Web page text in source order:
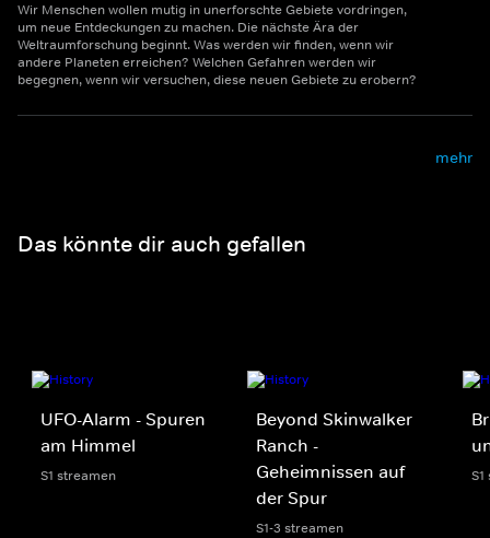
Wir Menschen wollen mutig in unerforschte Gebiete vordringen,
um neue Entdeckungen zu machen. Die nächste Ära der
Weltraumforschung beginnt. Was werden wir finden, wenn wir
andere Planeten erreichen? Welchen Gefahren werden wir
begegnen, wenn wir versuchen, diese neuen Gebiete zu erobern?
mehr
Das könnte dir auch gefallen
UFO-Alarm - Spuren
am Himmel
S1 streamen
Beyond Skinwalker
Ranch -
Geheimnissen auf
der Spur
S1-3 streamen